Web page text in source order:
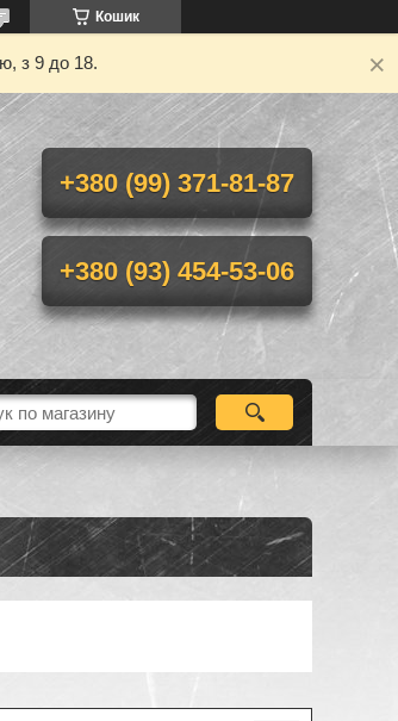
Кошик
з 9 до 18.
+380 (99) 371-81-87
+380 (93) 454-53-06